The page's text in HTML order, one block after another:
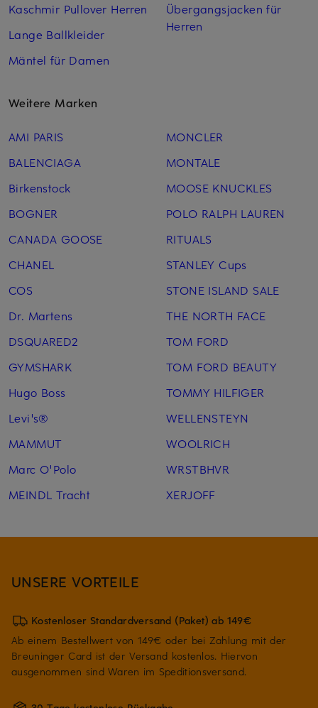
Kaschmir Pullover Herren
Lange Ballkleider
Mäntel für Damen
Übergangsjacken für
Herren
Weitere Marken
AMI PARIS
BALENCIAGA
Birkenstock
BOGNER
CANADA GOOSE
CHANEL
COS
Dr. Martens
DSQUARED2
GYMSHARK
Hugo Boss
Levi's®
MAMMUT
Marc O'Polo
MEINDL Tracht
MONCLER
MONTALE
MOOSE KNUCKLES
POLO RALPH LAUREN
RITUALS
STANLEY Cups
STONE ISLAND SALE
THE NORTH FACE
TOM FORD
TOM FORD BEAUTY
TOMMY HILFIGER
WELLENSTEYN
WOOLRICH
WRSTBHVR
XERJOFF
UNSERE VORTEILE
Kostenloser Standardversand (Paket) ab 149€
Ab einem Bestellwert von 149€ oder bei Zahlung mit der
Breuninger Card ist der Versand kostenlos. Hiervon
ausgenommen sind Waren im Speditionsversand.